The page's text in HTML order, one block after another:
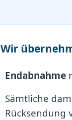
Wir
Endabnahme
Sämtliche
Rücksendung